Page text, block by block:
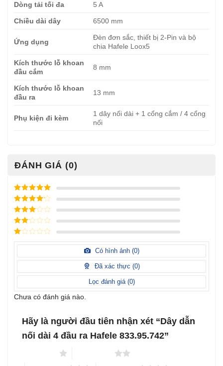
Dòng tải tối đa 5 A
Chiều dài dây 6500 mm
Ứng dụng
Đèn đơn sắc, thiết bị 2-Pin và bộ
chia Hafele Loox5
Kích thước lỗ khoan
đầu cắm
8 mm
Kích thước lỗ khoan
đầu ra
13 mm
Phụ kiện đi kèm
1 dây nối dài + 1 cổng cắm / 4 cổng
nối
ĐÁNH GIÁ (0)
Được xếp
hạng
5
5
sao
Được xếp
hạng
4
5
sao
Được
xếp
hạng3
5 sao
Được
hạng
sao
Được
hạng
sao
Có hình ảnh (0)
Đã xác thực (0)
Lọc đánh giá (0)
Chưa có đánh giá nào.
Hãy là người đầu tiên nhận xét “Dây dẫn
nối dài 4 đầu ra Hafele 833.95.742”